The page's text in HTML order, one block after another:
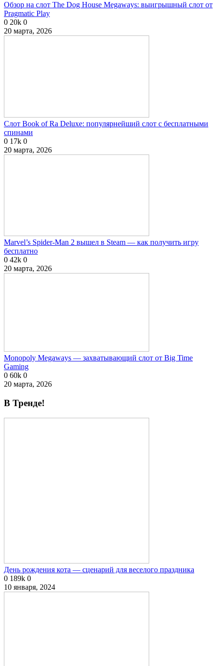
Обзор на слот The Dog House Megaways: выигрышный слот от
Pragmatic Play
0 20k 0
20 марта, 2026
Слот Book of Ra Deluxe: популярнейший слот с бесплатными
спинами
0 17k 0
20 марта, 2026
Marvel’s Spider-Man 2 вышел в Steam — как получить игру
бесплатно
0 42k 0
20 марта, 2026
Monopoly Megaways — захватывающий слот от Big Time
Gaming
0 60k 0
20 марта, 2026
В Тренде!
День рождения кота — сценарий для веселого праздника
0 189k 0
10 января, 2024